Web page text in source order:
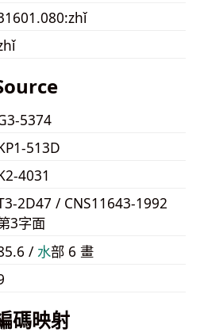
5374
513D
4031
2D47 / CNS11643-1992
3字面
/⽔部 6 畫
碼映射